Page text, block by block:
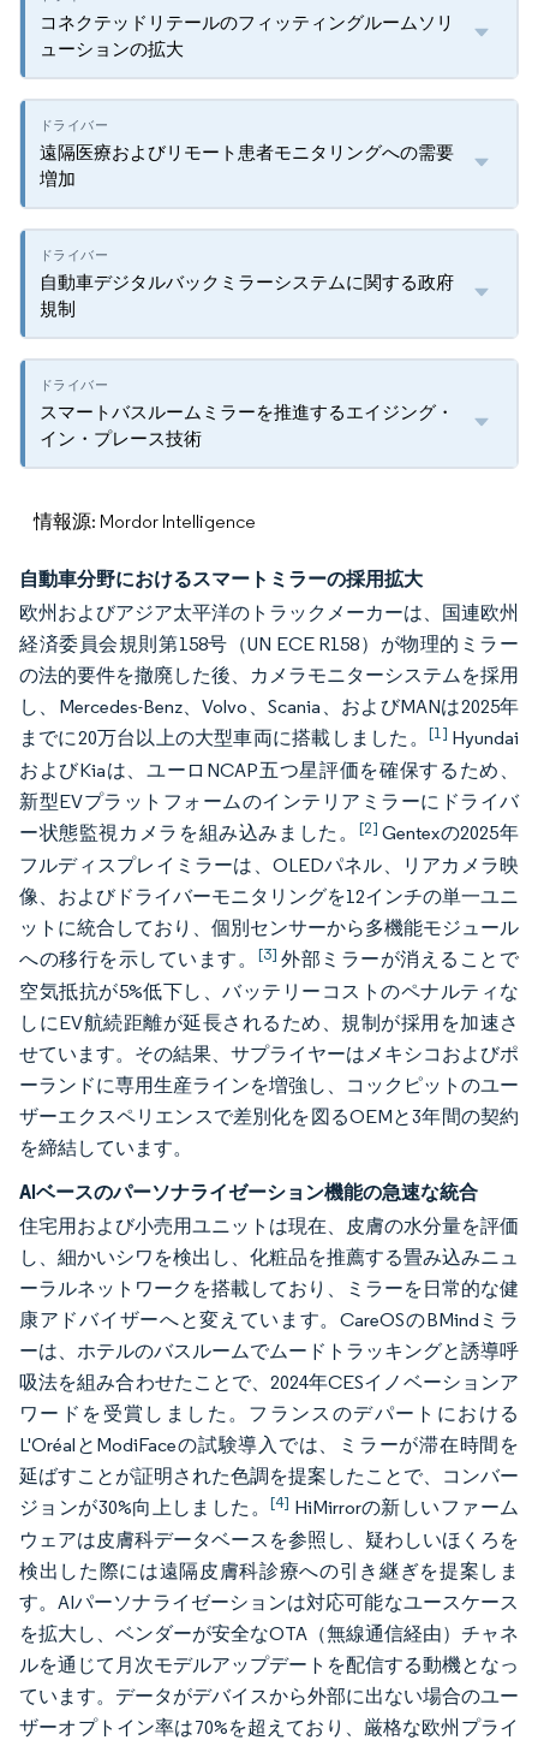
コネクテッドリテールのフィッティングルームソリ
ューションの拡大
遠隔医療およびリモート患者モニタリングへの需要
増加
自動車デジタルバックミラーシステムに関する政府
規制
スマートバスルームミラーを推進するエイジング・
イン・プレース技術
情報源: Mordor Intelligence
自動車分野におけるスマートミラーの採用拡大
欧州およびアジア太平洋のトラックメーカーは、国連欧州
経済委員会規則第158号（UN ECE R158）が物理的ミラー
の法的要件を撤廃した後、カメラモニターシステムを採用
し、Mercedes-Benz、Volvo、Scania、およびMANは2025年
までに20万台以上の大型車両に搭載しました。 [1] Hyundai
およびKiaは、ユーロNCAP五つ星評価を確保するため、
新型EVプラットフォームのインテリアミラーにドライバ
ー状態監視カメラを組み込みました。 [2] Gentexの2025年
フルディスプレイミラーは、OLEDパネル、リアカメラ映
像、およびドライバーモニタリングを12インチの単一ユニ
ットに統合しており、個別センサーから多機能モジュール
への移行を示しています。 [3] 外部ミラーが消えることで
空気抵抗が5%低下し、バッテリーコストのペナルティな
しにEV航続距離が延長されるため、規制が採用を加速さ
せています。その結果、サプライヤーはメキシコおよびポ
ーランドに専用生産ラインを増強し、コックピットのユー
ザーエクスペリエンスで差別化を図るOEMと3年間の契約
を締結しています。
AIベースのパーソナライゼーション機能の急速な統合
住宅用および小売用ユニットは現在、皮膚の水分量を評価
し、細かいシワを検出し、化粧品を推薦する畳み込みニュ
ーラルネットワークを搭載しており、ミラーを日常的な健
康アドバイザーへと変えています。CareOSのBMindミラ
ーは、ホテルのバスルームでムードトラッキングと誘導呼
吸法を組み合わせたことで、2024年CESイノベーションア
ワードを受賞しました。フランスのデパートにおける
L'OréalとModiFaceの試験導入では、ミラーが滞在時間を
延ばすことが証明された色調を提案したことで、コンバー
ジョンが30%向上しました。[4] HiMirrorの新しいファーム
ウェアは皮膚科データベースを参照し、疑わしいほくろを
検出した際には遠隔皮膚科診療への引き継ぎを提案しま
す。AIパーソナライゼーションは対応可能なユースケース
を拡大し、ベンダーが安全なOTA（無線通信経由）チャネ
ルを通じて月次モデルアップデートを配信する動機となっ
ています。データがデバイスから外部に出ない場合のユー
ザーオプトイン率は70%を超えており、厳格な欧州プライ